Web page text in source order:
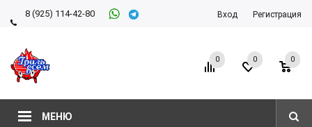
8 (925) 114-42-80
Вход Регистрация
МЕНЮ
0 0
0